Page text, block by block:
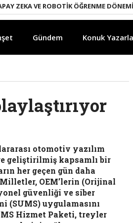
VE ROBOTIK ÖĞRENME DÖNEMI
Gündem Konuk
otomotiv yazılım
geliştirilmiş kapsamlı bir
her geçen gün daha
OEM’lerin (Orijinal
güvenliği ve siber
(SUMS) uygulamasını
Hizmet Paketi, treyler